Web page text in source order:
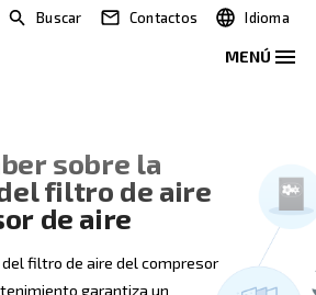
Buscar Contactos
sobre la
del filtro de aire
de aire